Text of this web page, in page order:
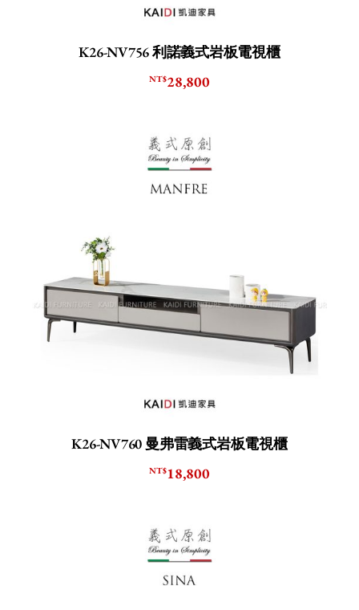
K26-NV756 利諾義式岩板電視櫃
NT$28,800
K26-NV760 曼弗雷義式岩板電視櫃
NT$18,800